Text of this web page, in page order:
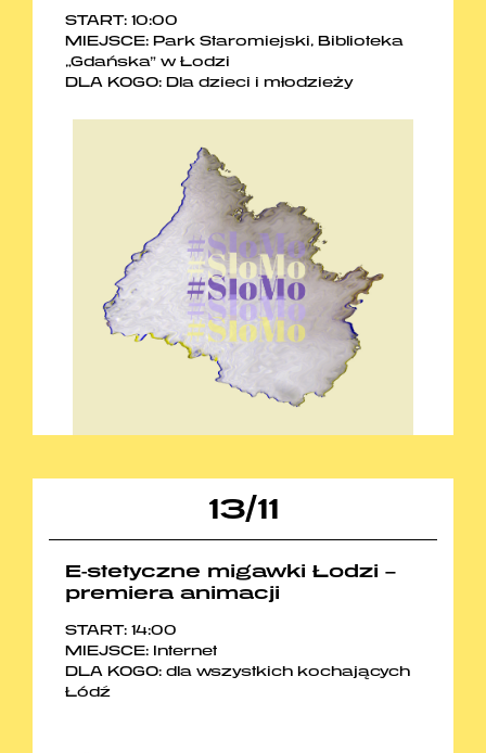
START: 10:00
MIEJSCE: Park Staromiejski, Biblioteka
„Gdańska” w Łodzi
DLA KOGO: Dla dzieci i młodzieży
13/11
E-stetyczne migawki Łodzi –
premiera animacji
START: 14:00
MIEJSCE: Internet
DLA KOGO: dla wszystkich kochających
Łódź